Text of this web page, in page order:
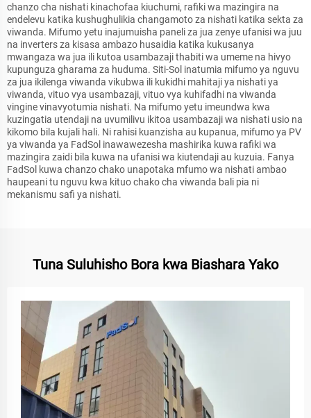
chanzo cha nishati kinachofaa kiuchumi, rafiki wa mazingira na
endelevu katika kushughulikia changamoto za nishati katika sekta za
viwanda. Mifumo yetu inajumuisha paneli za jua zenye ufanisi wa juu
na inverters za kisasa ambazo husaidia katika kukusanya
mwangaza wa jua ili kutoa usambazaji thabiti wa umeme na hivyo
kupunguza gharama za huduma. Siti-Sol inatumia mifumo ya nguvu
za jua ikilenga viwanda vikubwa ili kukidhi mahitaji ya nishati ya
viwanda, vituo vya usambazaji, vituo vya kuhifadhi na viwanda
vingine vinavyotumia nishati. Na mifumo yetu imeundwa kwa
kuzingatia utendaji na uvumilivu ikitoa usambazaji wa nishati usio na
kikomo bila kujali hali. Ni rahisi kuanzisha au kupanua, mifumo ya PV
ya viwanda ya FadSol inawawezesha mashirika kuwa rafiki wa
mazingira zaidi bila kuwa na ufanisi wa kiutendaji au kuzuia. Fanya
FadSol kuwa chanzo chako unapotaka mfumo wa nishati ambao
haupeani tu nguvu kwa kituo chako cha viwanda bali pia ni
mekanismu safi ya nishati.
Tuna Suluhisho Bora kwa Biashara Yako